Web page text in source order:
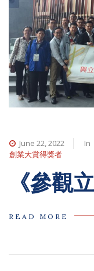
June 22, 2022 In
創業大賞得獎者
《參觀
READ MORE